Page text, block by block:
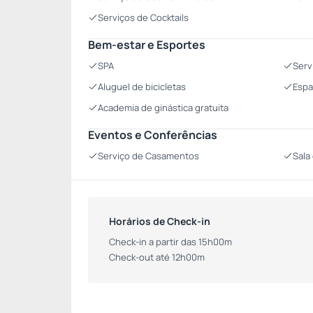
Serviços de Cocktails
Bem-estar e Esportes
SPA
Aluguel de bicicletas
Academia de ginástica gratuita
Eventos e Conferências
Serviço de Casamentos
Horários de Check-in
Check-in a partir das 15h00m
Check-out até 12h00m